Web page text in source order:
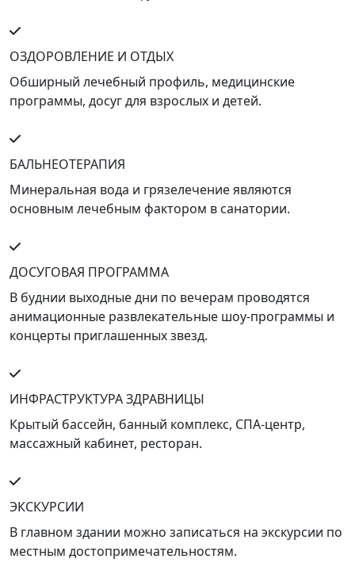
ОЗДОРОВЛЕНИЕ И ОТДЫХ
Обширный лечебный профиль, медицинские
программы, досуг для взрослых и детей.
БАЛЬНЕОТЕРАПИЯ
Минеральная вода и грязелечение являются
основным лечебным фактором в санатории.
ДОСУГОВАЯ ПРОГРАММА
В буднии выходные дни по вечерам проводятся
анимационные развлекательные шоу-программы и
концерты приглашенных звезд.
ИНФРАСТРУКТУРА ЗДРАВНИЦЫ
Крытый бассейн, банный комплекс, СПА-центр,
массажный кабинет, ресторан.
ЭКСКУРСИИ
В главном здании можно записаться на экскурсии по
местным достопримечательностям.